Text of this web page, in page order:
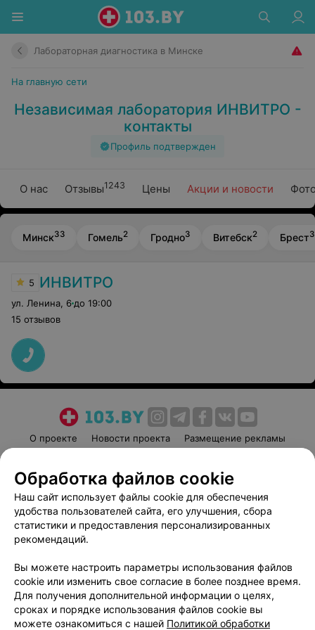
Лабораторная диагностика в Минске
На главную сети
Независимая лаборатория ИНВИТРО -
контакты
Профиль подтвержден
О нас Отзывы1243 Цены Акции и новости
Минск33 Гомель2 Гродно3 Витебск2 Брест3
5 ИНВИТРО
ул. Ленина 6 до 19:00
15 отзывов
О проекте Новости проекта
Размещение рекламы
Пользовательское соглашение
Способы оплаты
Вакансии
Партнеры
Написать руководителю 103.by
Обработка персональных данных
Обработка файлов cookie
Наш сайт использует файлы cookie для обеспечения
удобства пользователей сайта, его улучшения, сбора
статистики и предоставления персонализированных
рекомендаций.
Вы можете настроить параметры использования файлов
cookie или изменить свое согласие в более позднее время.
Для получения дополнительной информации о целях,
сроках и порядке использования файлов cookie вы
можете ознакомиться с нашей Политикой обработки